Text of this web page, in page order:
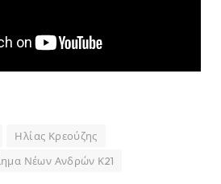
Ηλίας Κρεούζης
Νέων Ανδρών Κ21